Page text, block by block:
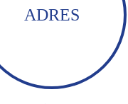
ADRES